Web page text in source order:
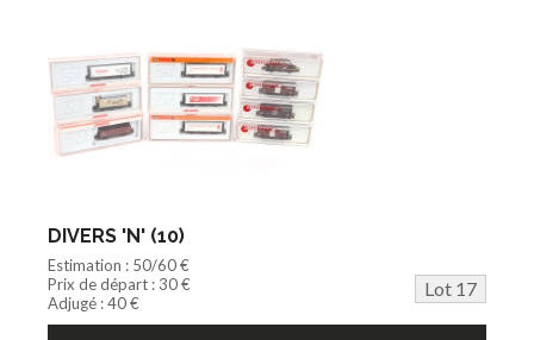
DIVERS 'N' (10)
Estimation : 50/60 €
Prix de départ : 30 €
Lot 17
Adjugé : 40 €